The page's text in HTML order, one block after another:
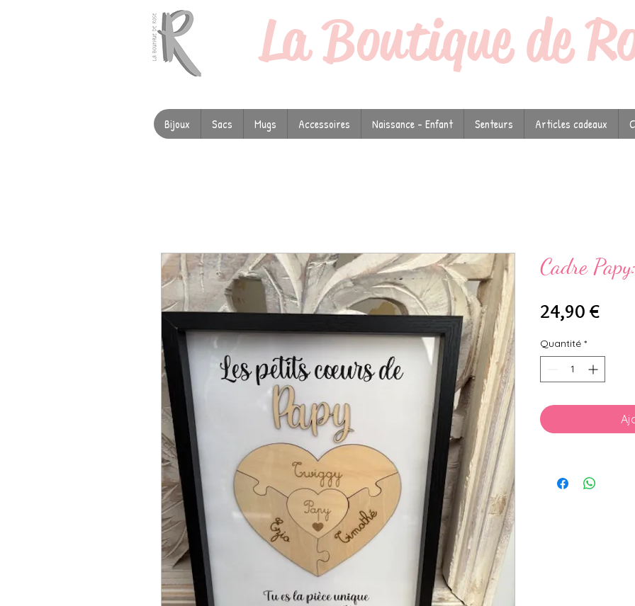
LaBoutique de
Bijoux Sacs Mugs Accessoires Naissance - Enfant Senteurs Articles cadeaux
Cadre
24,90 €Prix
Quantité *